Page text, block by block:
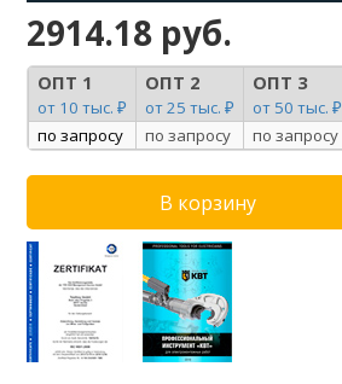
2914.18 руб.
ОПТ 1
от 10 тыс. ₽
ОПТ 2
от 25 тыс. ₽
ОПТ 3
от 50 тыс. ₽
по запросу
по запросу по запросу